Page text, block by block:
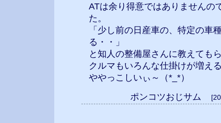
ATは余り得意ではありませんの
た。
「少し前の日産車の、特定の車
る・・」
と知人の整備屋さんに教えても
クルマもいろんな仕掛けが増え
ややっこしいぃ～（*_*）
ポンコツおじサム